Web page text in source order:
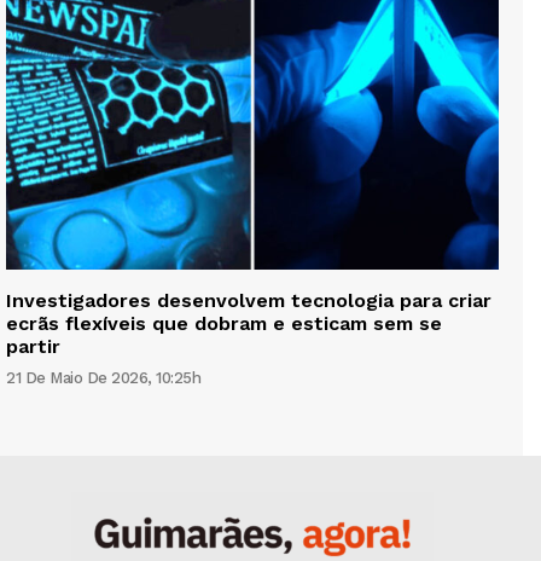
Investigadores desenvolvem tecnologia para criar
ecrãs flexíveis que dobram e esticam sem se
partir
21 De Maio De 2026, 10:25h